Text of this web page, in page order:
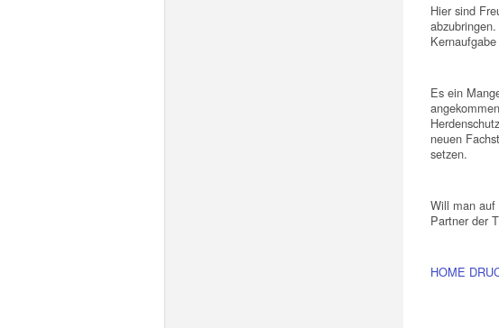
Hier sind
Es ein
neuen
setzen.
Will man auf
Partner der
HOME